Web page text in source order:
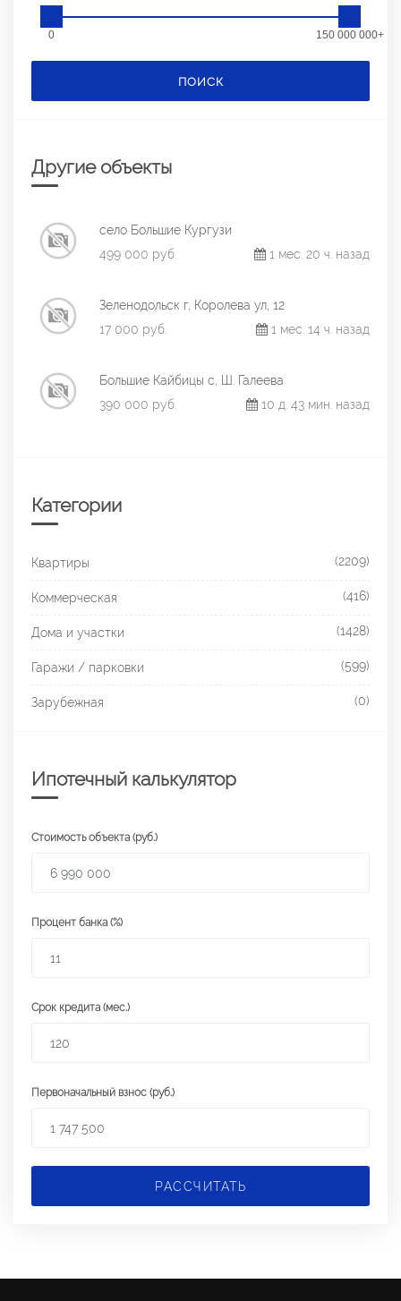
0 150 000 000+
ПОИСК
Другие объекты
село Большие Кургузи
499 000 руб.
1 мес. 20 ч. назад
Зеленодольск г, Королева ул, 12
17 000 руб.
1 мес. 14 ч. назад
Большие Кайбицы с, Ш. Галеева
390 000 руб.
10 д. 43 мин. назад
Категории
Квартиры (2209)
Коммерческая (416)
Дома и участки (1428)
Гаражи / парковки (599)
Зарубежная (0)
Ипотечный калькулятор
Стоимость объекта (руб.)
Процент банка (%)
Срок кредита (мес.)
Первоначальный взнос (руб.)
РАССЧИТАТЬ